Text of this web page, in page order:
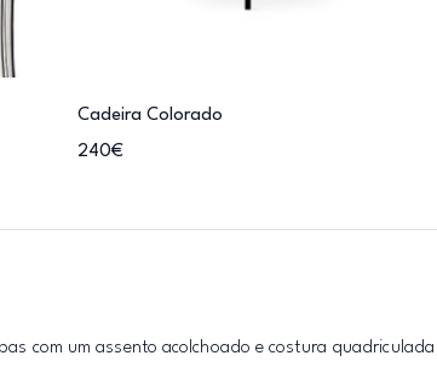
Cadeira Colorado
240€
com um assento acolchoado e costura quadriculada